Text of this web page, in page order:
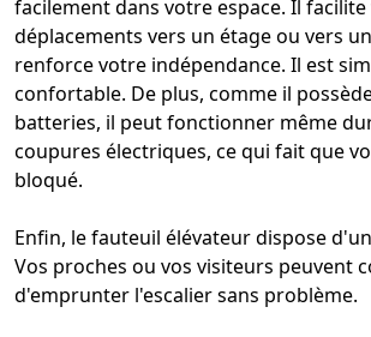
facilement dans votre espace. Il facilite
déplacements vers un étage ou vers
renforce votre indépendance. Il est
confortable. De plus, comme il
batteries, il peut fonctionner même
coupures électriques, ce qui fait que
bloqué.
Enfin, lefauteuil élévateur dispose
Vos proches ou vos visiteurs peuvent
d'emprunter l'escalier sans problème.